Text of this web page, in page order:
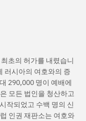
초의 허가를 내렸습니
러시아의 여호와의 증
290,000 명이 예배에
모든 법인을 청산하고
작되었고 수백 명의 신
인권 재판소는 여호와